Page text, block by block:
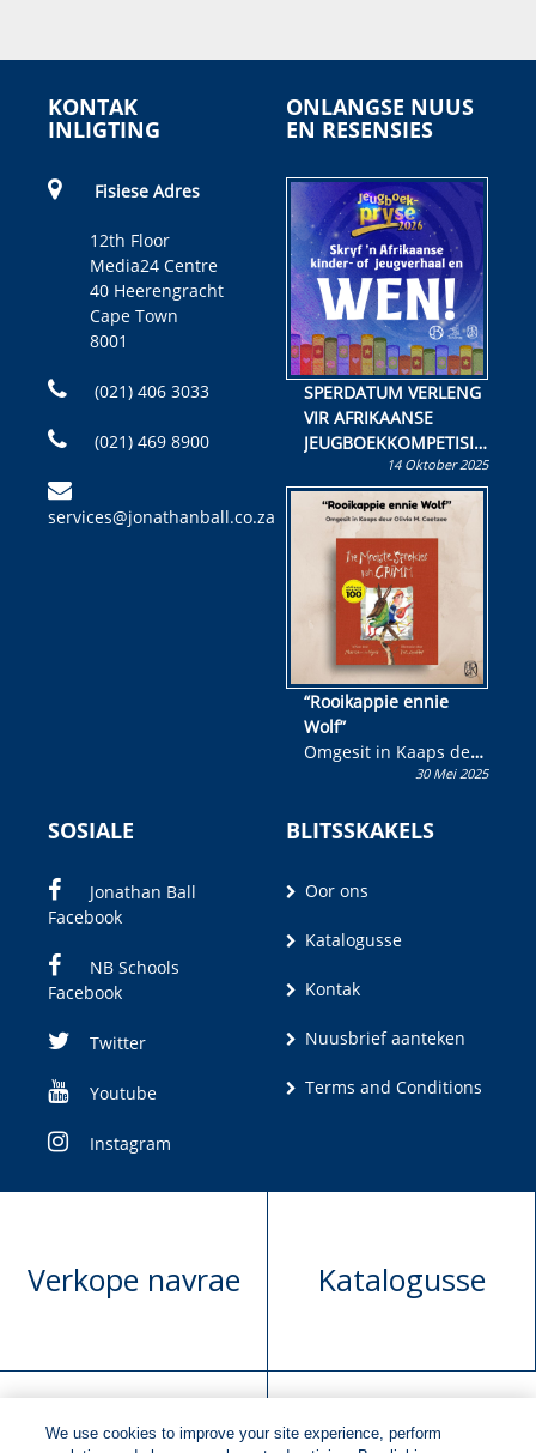
KONTAK
INLIGTING
Fisiese Adres
12th Floor
Media24 Centre
40 Heerengracht
Cape Town
8001
(021) 406 3033
(021) 469 8900
services@jonathanball.co.za
ONLANGSE NUUS
EN RESENSIES
SPERDATUM VERLENG
VIR AFRIKAANSE
JEUGBOEKKOMPETISIE
Skryf ’n jeugboek of
kinderboek en staan ’n
kans om R50 000 te
wen!
14 Oktober 2025
“Rooikappie ennie
Wolf”
Omgesit in Kaaps deur
Olivia M. Coetzee30 Mei 2025
SOSIALE
Jonathan Ball
Facebook
NB Schools
Facebook
Twitter
Youtube
Instagram
BLITSSKAKELS
Oor ons
Katalogusse
Kontak
Nuusbrief aanteken
Terms and Conditions
Verkope navrae Katalogusse
We use cookies to improve your site experience, perform